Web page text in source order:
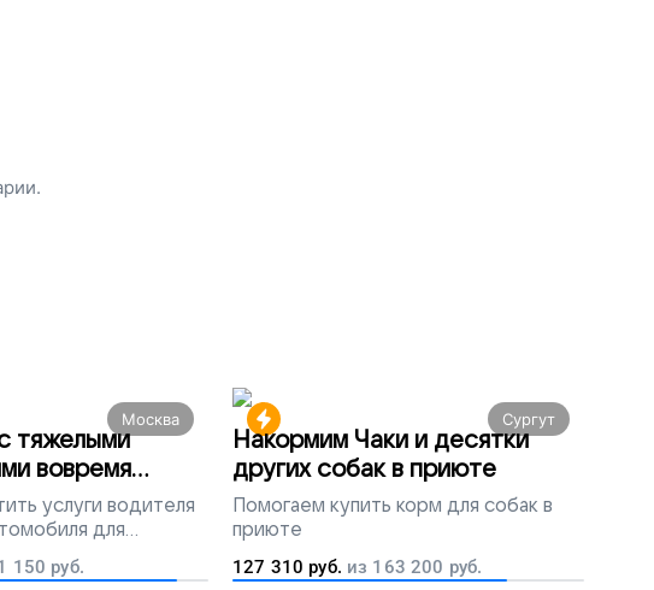
Москва
тяжелыми
вовремя
услуги водителя
для
людей
150 руб.
Сургут
Накормим Чаки и десятки
других собак в приюте
Помогаем купить корм для собак в
приюте
127 310 руб. из 163 200 руб.